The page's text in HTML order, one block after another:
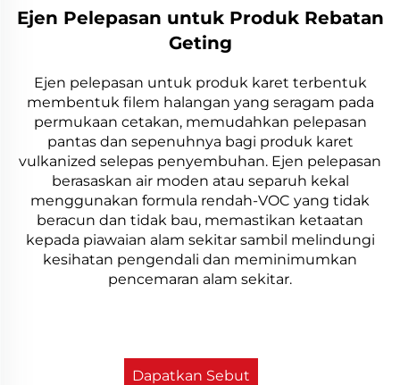
Ejen Pelepasan untuk Produk Rebatan
Geting
Ejen pelepasan untuk produk karet terbentuk
membentuk filem halangan yang seragam pada
permukaan cetakan, memudahkan pelepasan
pantas dan sepenuhnya bagi produk karet
vulkanized selepas penyembuhan. Ejen pelepasan
berasaskan air moden atau separuh kekal
menggunakan formula rendah-VOC yang tidak
beracun dan tidak bau, memastikan ketaatan
kepada piawaian alam sekitar sambil melindungi
kesihatan pengendali dan meminimumkan
pencemaran alam sekitar.
Dapatkan Sebut